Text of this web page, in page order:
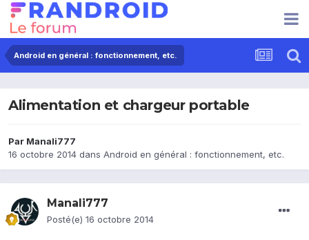
Android en général : fonctionnement, etc.
Alimentation et chargeur portable
Par Manali777
16 octobre 2014 dans Android en général : fonctionnement, etc.
Manali777
Posté(e) 16 octobre 2014